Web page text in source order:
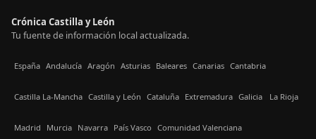
Crónica Castilla y León
Tu fuente de información local actualizada.
España Andalucía Aragón Asturias Baleares Canarias Cantabria
Castilla La-Mancha Castilla y León Cataluña Extremadura Galicia La Rioja
Madrid Murcia Navarra País Vasco Comunidad Valenciana